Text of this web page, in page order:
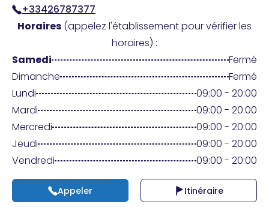
Pharmacien
Connexion
Praticien ?
+33426787377
Horaires (appelez l'établissement pour vérifier les
horaires) :
Samedi
Fermé
Dimanche
Fermé
Lundi
09:00 - 20:00
Mardi
09:00 - 20:00
Mercredi
09:00 - 20:00
Jeudi
09:00 - 20:00
Vendredi
09:00 - 20:00
Appeler Itinéraire